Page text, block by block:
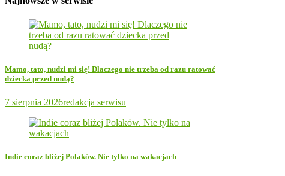
Mamo, tato, nudzi mi się! Dlaczego nie trzeba od razu ratować
dziecka przed nudą?
7 sierpnia 2026redakcja serwisu
Indie coraz bliżej Polaków. Nie tylko na wakacjach